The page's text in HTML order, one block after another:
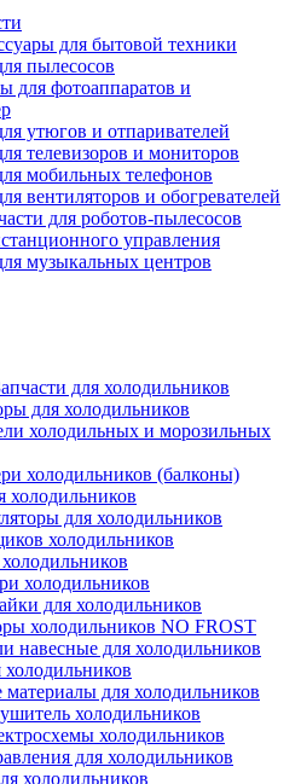
для бытовой техники
пылесосов
для фотоаппаратов и
утюгов и отпаривателей
телевизоров и мониторов
мобильных телефонов
вентиляторов и обогревателей
для роботов-пылесосов
управления
музыкальных центров
для холодильников
для холодильников
холодильных и морозильных
холодильников (балконы)
холодильников
для холодильников
холодильников
холодильников
для холодильников
холодильников NO FROST
навесные для холодильников
материалы для холодильников
холодильников
холодильников
для холодильников
холодильников